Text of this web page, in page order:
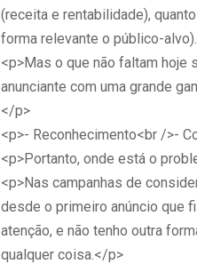
(receita e rentabilidade),
forma relevante o público-
<p>Mas o que não faltam hoje
anunciante com uma grande
</p>
<p>- Reconhecimento<br />-
<p>Portanto, onde está o
<p>Nas campanhas de
desde o primeiro anúncio que
atenção, e não tenho outra
qualquer coisa.</p>